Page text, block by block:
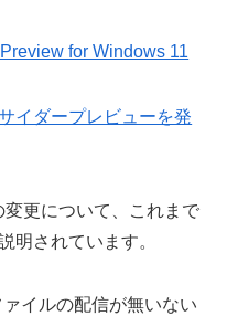
for Windows 11
イダープレビューを発
更について、これまで
明されています。
イルの配信が無いない